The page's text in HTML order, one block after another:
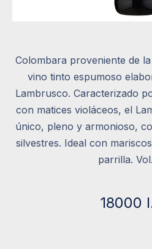
Colombara proveniente de
vino tinto espumoso
Lambrusco. Caracterizado
con matices violáceos, el
único, pleno y armonioso,
silvestres. Ideal con
parrilla.
18000